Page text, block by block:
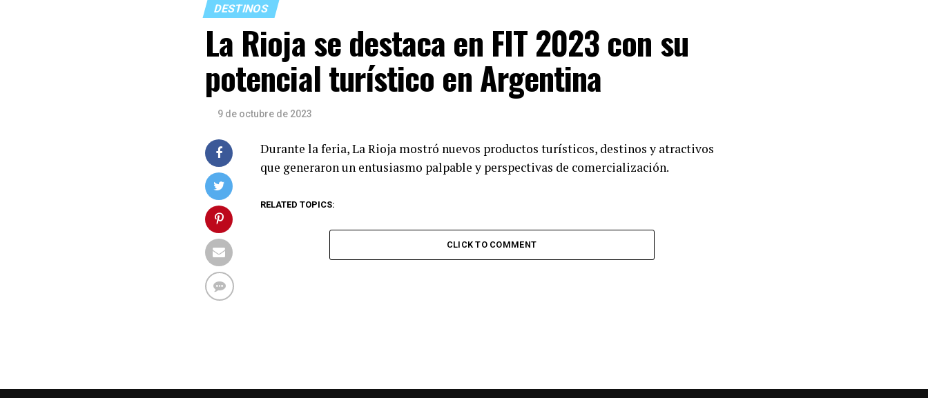
DESTINOS
La Rioja se destaca en FIT 2023 con su
potencial turístico en Argentina
9 de octubre de 2023
Durante la feria, La Rioja mostró nuevos productos turísticos, destinos y atractivos
que generaron un entusiasmo palpable y perspectivas de comercialización.
RELATED TOPICS:
CLICK TO COMMENT